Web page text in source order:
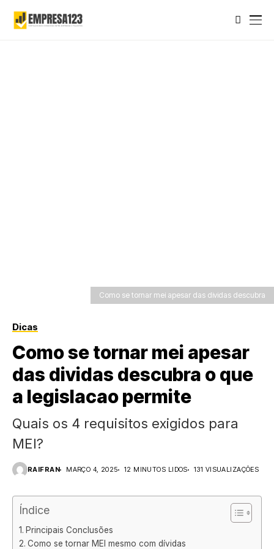
Como se tornar mei apesar das dividas descubra
Dicas
Como se tornar mei apesar
das dividas descubra o que
a legislacao permite
Quais os 4 requisitos exigidos para
MEI?
RAIFRAN MARÇO 4, 2025 12 MINUTOS LIDOS 131 VISUALIZAÇÕES
Índice
Principais Conclusões
Como se tornar MEI mesmo com dívidas